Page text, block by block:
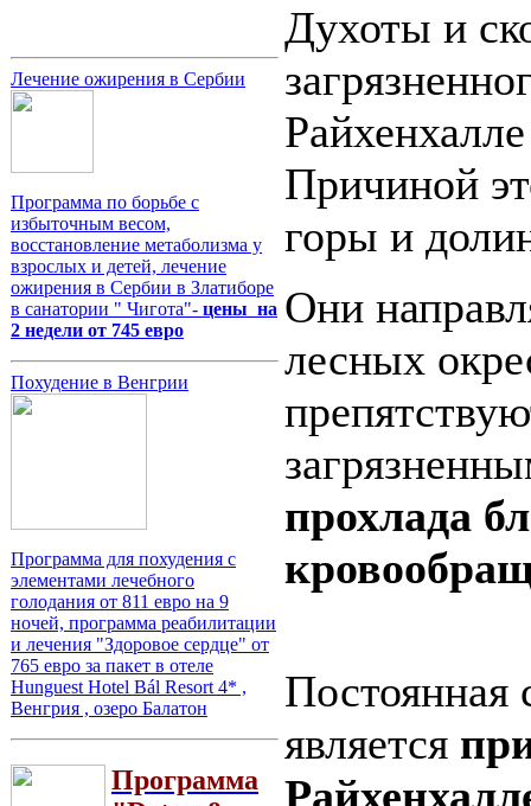
Лечение ожирения в Сербии
Программа по борьбе с
избыточным весом,
восстановление метаболизма у
взрослых и детей, лечение
ожирения в Сербии в Златиборе
в санатории " Чигота"- цены на
2 недели от 745 евро
Похудение в Венгрии
Программа для похудения с
элементами лечебного
голодания от 811 евро на 9
ночей, программа реабилитации
и лечения "Здоровое сердце" от
765 евро за пакет в отеле
Hunguest Hotel Bál Resort 4* ,
Венгрия , озеро Балатон
Программа
Духоты и
Причиной
горы и
Они
лесных
прохлада
Постоянная
является